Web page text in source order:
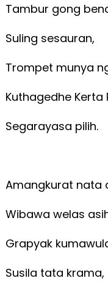
Tambur gong
Suling sesauran,
Trompet munya
Kuthagedhe Kerta
Segarayasa pilih.
Amangkurat nata
Wibawa welas
Grapyak
Susila tata krama,